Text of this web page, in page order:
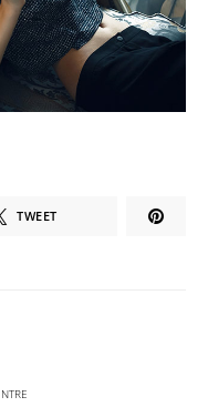
TWEET